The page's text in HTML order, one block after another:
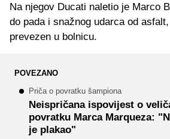
Na njegov Ducati naletio je Marco
do pada i snažnog udarca od
prevezen u bolnicu.
POVEZANO
Priča o povratku šampiona
Neispričana ispovijest o
povratku Marca Marqueza:
je plakao"